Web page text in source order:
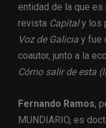
entidad de la que es
revista Capitaly los
Voz de Galicia y fue
coautor, junto a la
Cómo salir de esta
Fernando Ramos,
MUNDIARIO, es